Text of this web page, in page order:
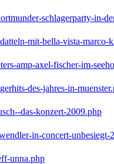
schlagerparty-in-
mit-bella-vista-marco-
amp-axel-fischer-im-
des-jahres-in-
das-konzert-2009.php
in-concert-unbesiegt-
unna.php